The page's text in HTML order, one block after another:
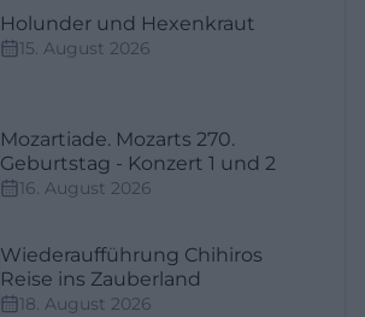
Holunder und Hexenkraut
15. August 2026
Mozartiade. Mozarts 270.
Geburtstag - Konzert 1 und 2
16. August 2026
Wiederaufführung Chihiros
Reise ins Zauberland
18. August 2026